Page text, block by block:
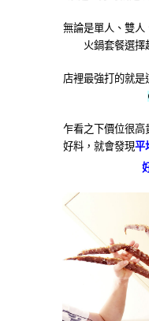
無論是單人、雙人
火鍋套餐選擇
店裡最強打的就是
乍看之下價位很高
好料，就會發現平